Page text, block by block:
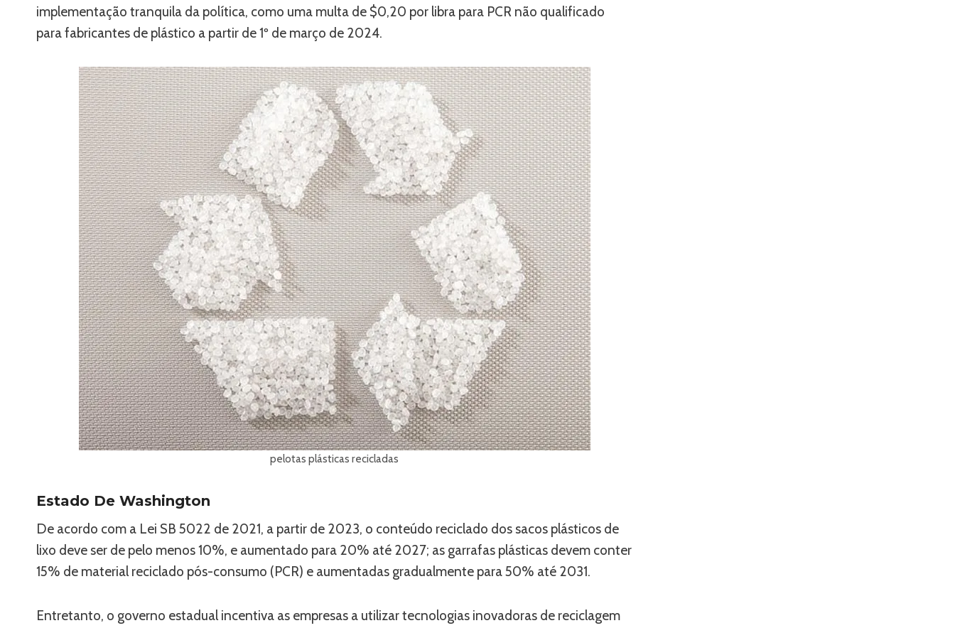
implementação tranquila da política, como uma multa de $0,20 por libra para PCR não qualificado
para fabricantes de plástico a partir de 1º de março de 2024.
pelotas plásticas recicladas
Estado De Washington
De acordo com a Lei SB 5022 de 2021, a partir de 2023, o conteúdo reciclado dos sacos plásticos de
lixo deve ser de pelo menos 10%, e aumentado para 20% até 2027; as garrafas plásticas devem conter
15% de material reciclado pós-consumo (PCR) e aumentadas gradualmente para 50% até 2031.
Entretanto, o governo estadual incentiva as empresas a utilizar tecnologias inovadoras de reciclagem